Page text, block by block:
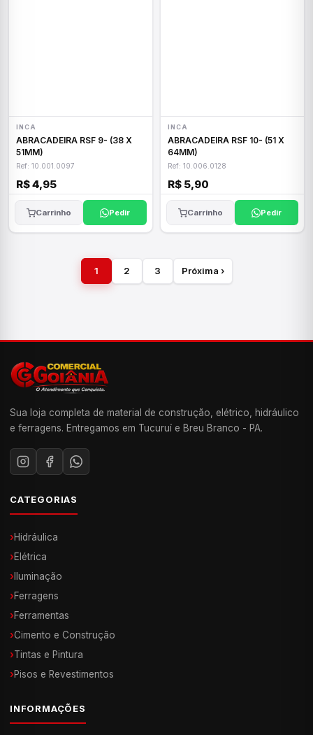
INCA
ABRACADEIRA RSF 9- (38 X
51MM)
Ref: 10.001.0097
R$ 4,95
Carrinho Pedir
INCA
ABRACADEIRA RSF 10- (51 X
64MM)
Ref: 10.006.0128
R$ 5,90
Carrinho Pedir
1 2 3 Próxima ›
Sua loja completa de material de construção, elétrico, hidráulico
e ferragens. Entregamos em Tucuruí e Breu Branco - PA.
CATEGORIAS
›Hidráulica
›Elétrica
› Iluminação
›Ferragens
›Ferramentas
›Cimento e Construção
›Tintas e Pintura
›Pisos e Revestimentos
INFORMAÇÕES